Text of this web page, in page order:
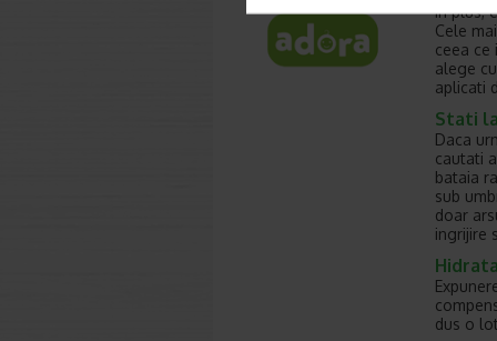
In plus,
Cele
ceea ce
alege
aplicati
Stati
Daca
cautati
bataia
sub
doar
ingrijire
dus o